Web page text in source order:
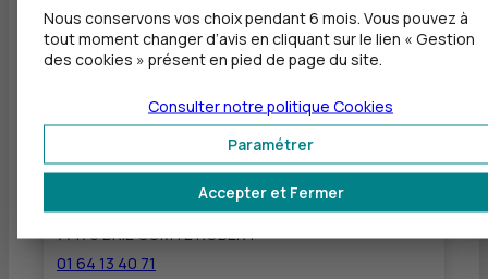
Autres agences les plus proches
CIC BRIE COMTE ROBERT
à4,4 km
23 BOULEVARD JEAN JAURES
77170 BRIE COMTE ROBERT
01 64 13 40 71
Nous conservons vos choix pendant 6 mois. Vous pouvez à
tout moment changer d’avis en cliquant sur le lien « Gestion
des cookies » présent en pied de page du site.
Accepter et Fermer
Paramétrer
Consulter notre politique Cookies